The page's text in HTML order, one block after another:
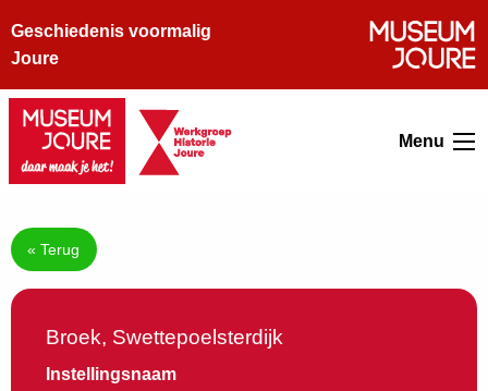
Geschiedenis voormalig
Joure
Menu
« Terug
Broek, Swettepoelsterdijk
Instellingsnaam